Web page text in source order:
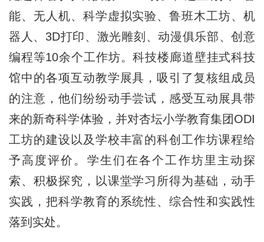
能、无人机、科学虚拟实验、鲁班木工坊、机
器人、3D打印、激光雕刻、动漫俱乐部、创意
编程等10余个工作坊。科技楼廊道壁挂式科技
馆中的各项互动教学展具，吸引了复核组成员
的注意，他们纷纷动手尝试，感受互动展具带
来的新奇科学体验，并对杏坛小学教育集团ODI
工坊的建设以及学校丰富的科创工作坊课程给
予高度评价。学生们在各个工作坊里主动探
索、积极探究，以课堂学习所得为基础，动手
实践，把科学教育的系统性、综合性和实践性
落到实处。